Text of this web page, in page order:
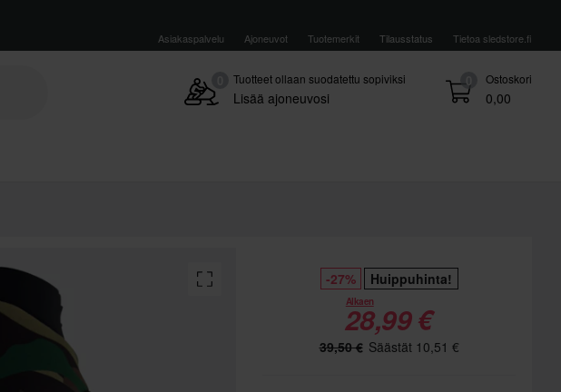
Asiakaspalvelu Ajoneuvot Tuotemerkit Tilausstatus Tietoa sledstore.fi
0 Ostoskori
0,00
Tuotteet ollaan suodatettu sopiviksi
Lisää ajoneuvosi
-27% Huippuhinta!
Alkaen
28,99 €
39,50 € Säästät 10,51 €